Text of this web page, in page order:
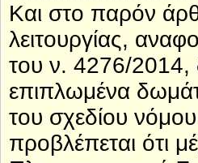
Και στο παρόν
λειτουργίας,
του ν. 4276/2014,
επιπλωμένα
του σχεδίου
προβλέπεται ότι